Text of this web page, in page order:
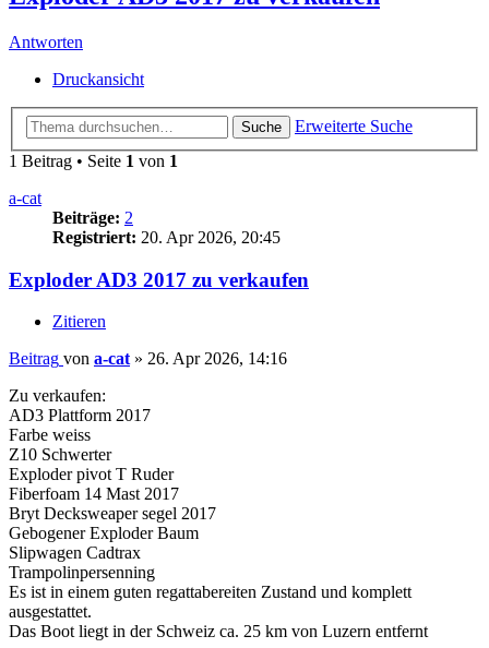
Antworten
Druckansicht
Suche
Erweiterte Suche
1 Beitrag • Seite 1 von 1
a-cat
Beiträge: 2
Registriert: 20. Apr 2026, 20:45
Exploder AD3 2017 zu verkaufen
Zitieren
Beitrag von a-cat » 26. Apr 2026, 14:16
Zu verkaufen:
AD3 Plattform 2017
Farbe weiss
Z10 Schwerter
Exploder pivot T Ruder
Fiberfoam 14 Mast 2017
Bryt Decksweaper segel 2017
Gebogener Exploder Baum
Slipwagen Cadtrax
Trampolinpersenning
Es ist in einem guten regattabereiten Zustand und komplett
ausgestattet.
Das Boot liegt in der Schweiz ca. 25 km von Luzern entfernt